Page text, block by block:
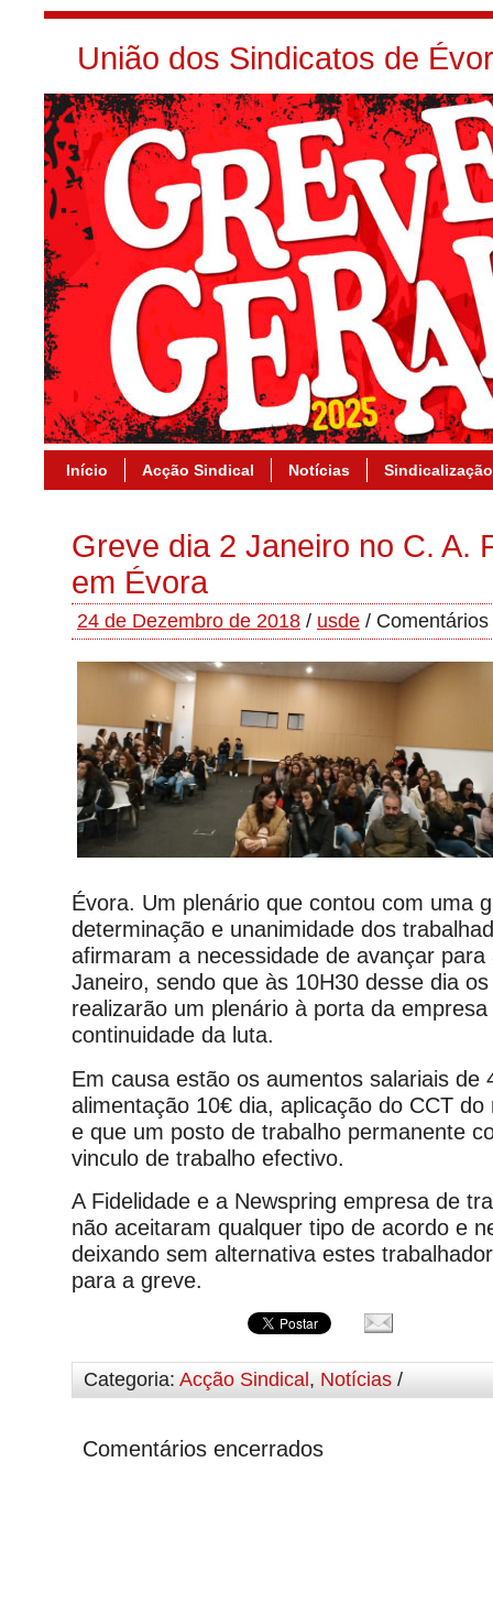
União dos Sindicatos de
Início Acção Sindical Notícias Sindicalização
Greve dia 2 Janeiro no C. A.
em Évora
24 de Dezembro de 2018 / usde /
Évora. Um plenário que contou com uma
determinação e unanimidade dos
afirmaram a necessidade de avançar
Janeiro, sendo que às 10H30 desse dia
realizarão um plenário à porta da
continuidade da luta.
Em causa estão os aumentos salariais de
alimentação 10€ dia, aplicação do CCT
e que um posto de trabalho permanente
vinculo de trabalho efectivo.
A Fidelidade e a Newspring empresa de
não aceitaram qualquer tipo de acordo e
deixando sem alternativa estes
para a greve.
Categoria: Acção Sindical , Notícias /
Comentários encerrados